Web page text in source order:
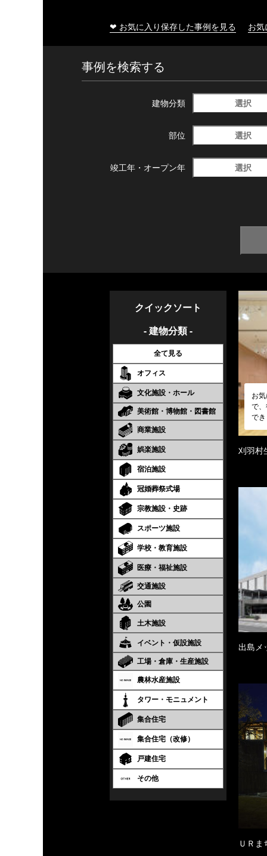
❤ お気に入り保存した事例を見る お
事例を検索する
建物分類 選択
部位 選択
竣工年・ オープン年 選択
クイックソート
- 建物分類 -
全て見る
オフィス
文化施設・ホール
美術館・博物館・図書館
商業施設
娯楽施設
宿泊施設
冠婚葬祭式場
宗教施設・史跡
スポーツ施設
学校・教育施設
医療・福祉施設
交通施設
公園
土木施設
イベント・仮設施設
工場・倉庫・生産施設
農林水産施設
タワー・モニュメント
集合住宅
集合住宅（改修）
戸建住宅
その他
お
で
で
刈羽
出島メ
ＵＲ